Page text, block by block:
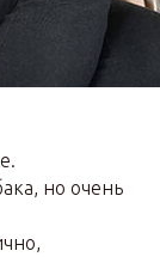
но очень